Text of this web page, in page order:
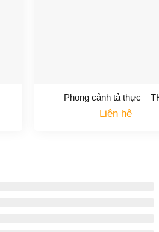
Phong cảnh tả thực –
Liên hệ